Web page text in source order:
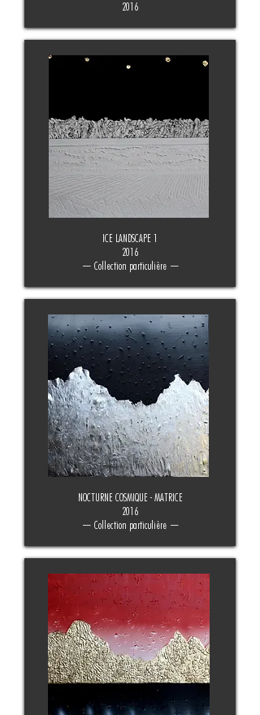
2016
ICE LANDSCAPE 1
2016
— Collection particulière —
NOCTURNE COSMIQUE - MATRICE
2016
— Collection particulière —